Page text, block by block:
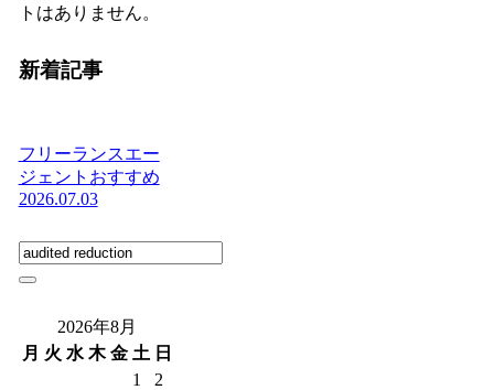
トはありません。
新着記事
フリーランスエー
ジェントおすすめ
2026.07.03
2026年8月
月 火 水 木 金 土 日
1
2